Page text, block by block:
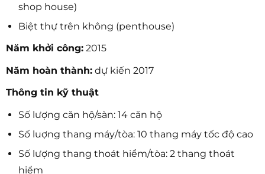
shop house)
Biệt thự trên không (penthouse)
Năm khởi công: 2015
Năm hoàn thành: dự kiến 2017
Thông tin kỹ thuật
Số lượng căn hộ/sàn: 14 căn hộ
Số luợng thang máy/tòa: 10 thang máy tốc độ cao
Số lượng thang thoát hiểm/tòa: 2 thang thoát
hiểm